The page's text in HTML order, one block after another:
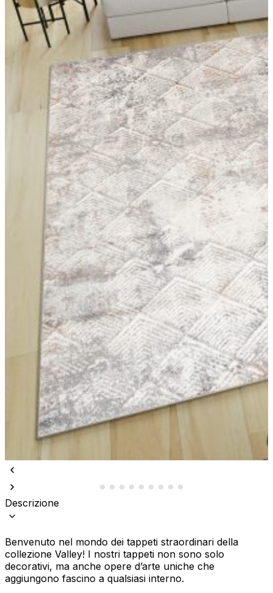
Descrizione
Benvenuto nel mondo dei tappeti straordinari della
collezione Valley! I nostri tappeti non sono solo
decorativi, ma anche opere d’arte uniche che
aggiungono fascino a qualsiasi interno.